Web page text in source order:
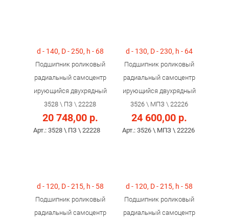
d - 140, D - 250, h - 68
Подшипник роликовый
радиальный самоцентр
ирующийся двухрядный
3528 \ ПЗ \ 22228
20 748,00 р.
Арт.: 3528 \ ПЗ \ 22228
d - 130, D - 230, h - 64
Подшипник роликовый
радиальный самоцентр
ирующийся двухрядный
3526 \ МПЗ \ 22226
24 600,00 р.
Арт.: 3526 \ МПЗ \ 22226
d - 120, D - 215, h - 58
Подшипник роликовый
радиальный самоцентр
d - 120, D - 215, h - 58
Подшипник роликовый
радиальный самоцентр